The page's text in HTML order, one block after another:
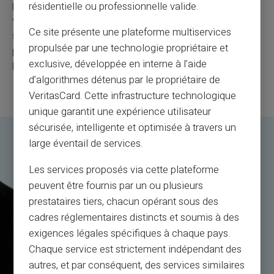
przypadku niewłaściwego postępowania przez klienta,
w ciągu 12 miesięcy od daty otwarcia, Veritas zastrzega
sobie prawo do pobrania kwoty odpowiadającej
prezentowi powitalnemu ze wspomnianego konta, z
którego skorzystał w kontekście oferty handlowej.
résidentielle ou professionnelle valide.
Ce site présente une plateforme multiservices
propulsée par une technologie propriétaire et
exclusive, développée en interne à l’aide
d’algorithmes détenus par le propriétaire de
VeritasCard. Cette infrastructure technologique
unique garantit une expérience utilisateur
sécurisée, intelligente et optimisée à travers un
large éventail de services.
Les services proposés via cette plateforme
peuvent être fournis par un ou plusieurs
prestataires tiers, chacun opérant sous des
cadres réglementaires distincts et soumis à des
exigences légales spécifiques à chaque pays.
Chaque service est strictement indépendant des
autres, et par conséquent, des services similaires